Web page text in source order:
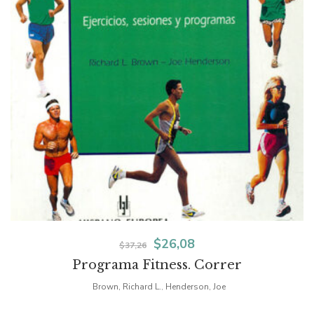
Programa Fitness. Correr
$37,26
El
precio
original
$26,08El
precio
actual
Brown, Richard L., Henderson, Joe